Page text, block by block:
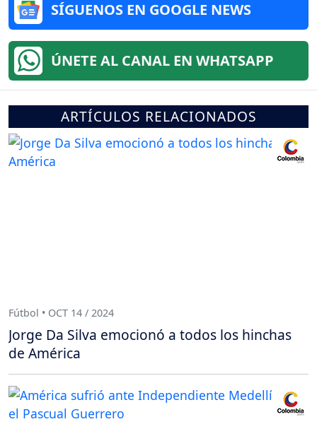
SÍGUENOS EN GOOGLE NEWS
ÚNETE AL CANAL EN WHATSAPP
ARTÍCULOS RELACIONADOS
Fútbol • OCT 14 / 2024
Jorge Da Silva emocionó a todos los hinchas
de América